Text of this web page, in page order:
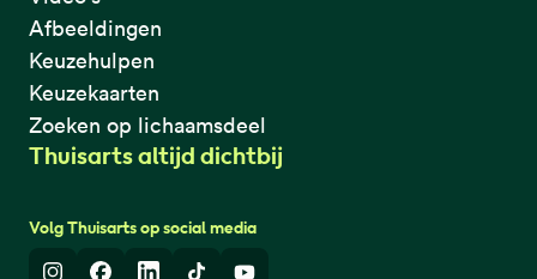
Afbeeldingen
Keuzehulpen
Keuzekaarten
Zoeken op lichaamsdeel
Thuisarts altijd dichtbij
Volg Thuisarts op social media